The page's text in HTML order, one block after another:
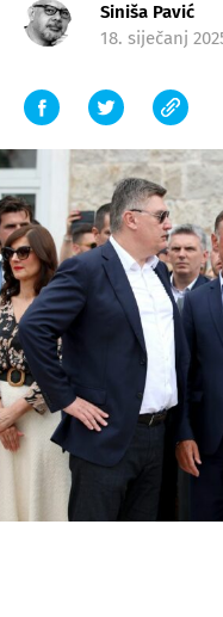
Siniša Pavić
18. siječanj